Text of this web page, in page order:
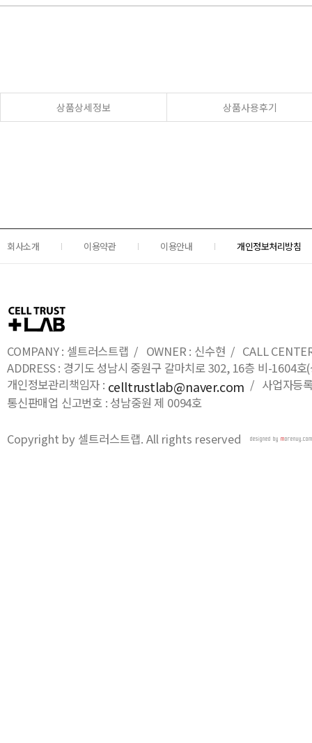
상품상세정보 상품사용후기
회사소개 이용약관 이용안내 개인정보처리방침
COMPANY : 셀트러스트랩 / OWNER : 신수현 / CALL
ADDRESS : 경기도 성남시 중원구 갈마치로 302, 16층 비-1604
개인정보관리책임자 : celltrustlab@naver.com / 사업자등
통신판매업 신고번호 : 성남중원 제 0094호
Copyright by 셀트러스트랩. All rights reserved